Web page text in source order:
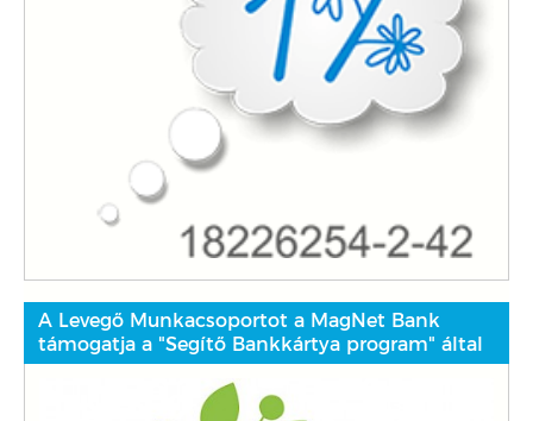
A Levegő Munkacsoportot a MagNet Bank
támogatja a "Segítő Bankkártya program" által